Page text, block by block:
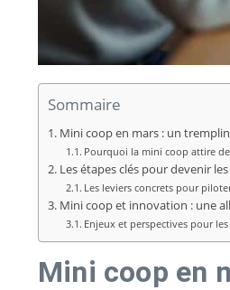
Sommaire
Mini coop en mars : un
Pourquoi la mini coop attire
Les étapes clés pour devenir
Les leviers concrets pour
Mini coop et innovation : une
Enjeux et perspectives pour
Mini coop en